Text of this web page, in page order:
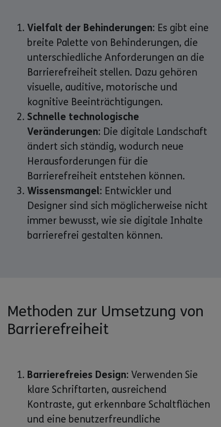
Vielfalt der Behinderungen: Es gibt eine
breite Palette von Behinderungen, die
unterschiedliche Anforderungen an die
Barrierefreiheit stellen. Dazu gehören
visuelle, auditive, motorische und
kognitive Beeinträchtigungen.
Schnelle technologische
Veränderungen: Die digitale Landschaft
ändert sich ständig, wodurch neue
Herausforderungen für die
Barrierefreiheit entstehen können.
Wissensmangel: Entwickler und
Designer sind sich möglicherweise nicht
immer bewusst, wie sie digitale Inhalte
barrierefrei gestalten können.
Methoden zur Umsetzung von
Barrierefreiheit
Barrierefreies Design: Verwenden Sie
klare Schriftarten, ausreichend
Kontraste, gut erkennbare Schaltflächen
und eine benutzerfreundliche